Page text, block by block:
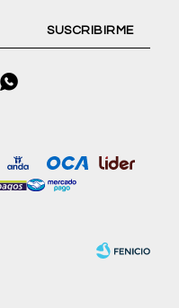
SUSCRIBIRME
